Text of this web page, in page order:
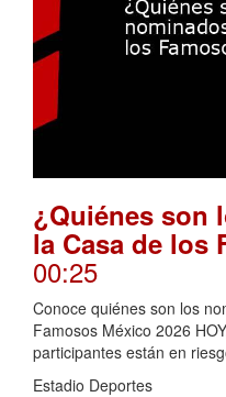
¿Quiénes son
la Casa de los
00:25
Conoce quiénes son los
Famosos México 2026
participantes están en
Estadio Deportes